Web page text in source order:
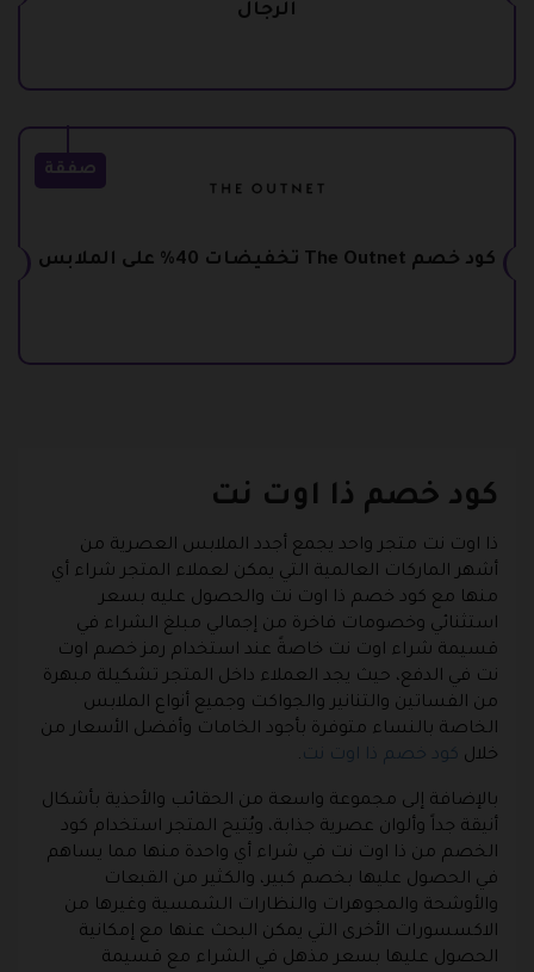
الرجال
صفقة
كود خصم The Outnet تخفيضات 40% على الملابس
كود خصم ذا اوت نت
ذا اوت نت متجر واحد يجمع أجدد الملابس العصرية من
أشهر الماركات العالمية التي يمكن لعملاء المتجر شراء أي
منها مع كود خصم ذا اوت نت والحصول عليه بسعر
استثنائي وخصومات فاخرة من إجمالي مبلغ الشراء في
قسيمة شراء اوت نت خاصةً عند استخدام رمز خصم اوت
نت في الدفع، حيث يجد العملاء داخل المتجر تشكيلة مبهرة
من الفساتين والتنانير والجواكت وجميع أنواع الملابس
الخاصة بالنساء متوفرة بأجود الخامات وأفضل الأسعار من
خلال كود خصم ذا اوت نت.
بالإضافة إلى مجموعة واسعة من الحقائب والأحذية بأشكال
أنيقة جداً وألوان عصرية جذابة، ويُتيح المتجر استخدام كود
الخصم من ذا اوت نت في شراء أي واحدة منها مما يساهم
في الحصول عليها بخصم كبير، والكثير من القبعات
والأوشحة والمجوهرات والنظارات الشمسية وغيرها من
الاكسسورات الأخرى التي يمكن البحث عنها مع إمكانية
الحصول عليها بسعر مذهل في الشراء مع قسيمة